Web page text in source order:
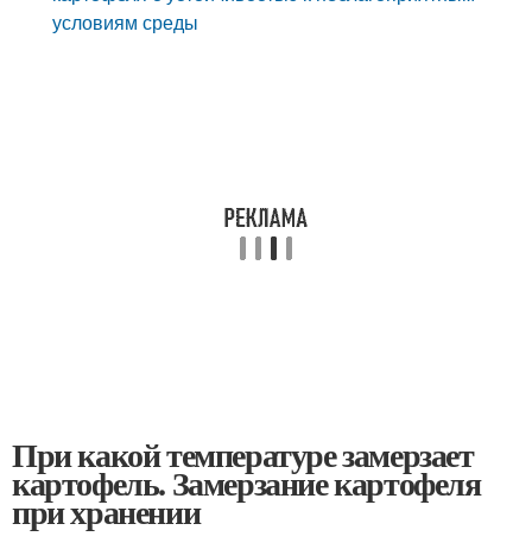
условиям среды
При какой температуре замерзает
картофель. Замерзание картофеля
при хранении